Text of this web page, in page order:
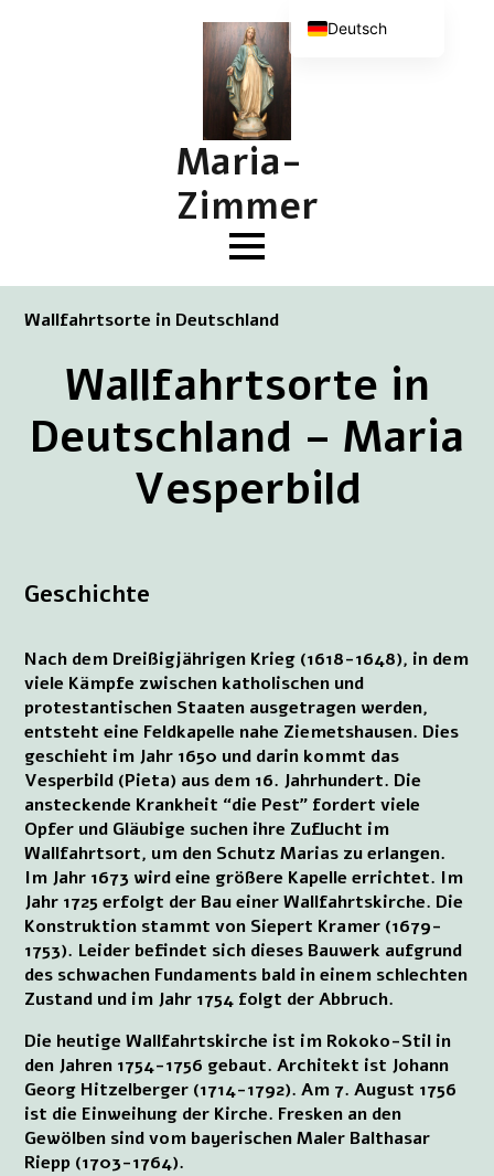
Maria-
Zimmer
Wallfahrtsorte in Deutschland
Wallfahrtsorte in
Deutschland – Maria
Vesperbild
Geschichte
Nach dem Dreißigjährigen Krieg (1618-1648), in dem
viele Kämpfe zwischen katholischen und
protestantischen Staaten ausgetragen werden,
entsteht eine Feldkapelle nahe Ziemetshausen. Dies
geschieht im Jahr 1650 und darin kommt das
Vesperbild (Pieta) aus dem 16. Jahrhundert. Die
ansteckende Krankheit “die Pest” fordert viele
Opfer und Gläubige suchen ihre Zuflucht im
Wallfahrtsort, um den Schutz Marias zu erlangen.
Im Jahr 1673 wird eine größere Kapelle errichtet. Im
Jahr 1725 erfolgt der Bau einer Wallfahrtskirche. Die
Konstruktion stammt von Siepert Kramer (1679-
1753). Leider befindet sich dieses Bauwerk aufgrund
des schwachen Fundaments bald in einem schlechten
Zustand und im Jahr 1754 folgt der Abbruch.
Die heutige Wallfahrtskirche ist im Rokoko-Stil in
den Jahren 1754-1756 gebaut. Architekt ist Johann
Georg Hitzelberger (1714-1792). Am 7. August 1756
ist die Einweihung der Kirche. Fresken an den
Gewölben sind vom bayerischen Maler Balthasar
Riepp (1703-1764).
Deutsch